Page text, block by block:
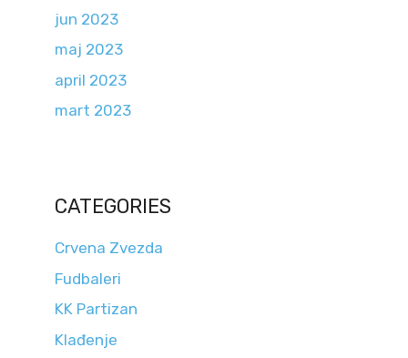
jun 2023
maj 2023
april 2023
mart 2023
CATEGORIES
Crvena Zvezda
Fudbaleri
KK Partizan
Klađenje